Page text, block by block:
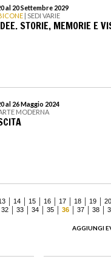
al 20 Settembre 2029
| SEDI VARIE
STORIE, MEMORIE E
al 26 Maggio 2024
MODERNA
14 15 16 17 18 19
20
32 33 34 35 36 37 38
AGGIUNGI